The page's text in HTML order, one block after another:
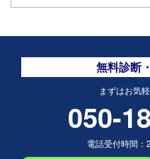
無料診断
まずはお気
050-
電話受付時間：